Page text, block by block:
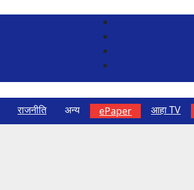
राजनीति अन्य ePaper आहा TV